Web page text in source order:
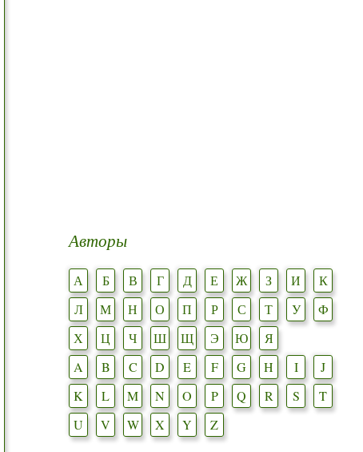
Авторы
А Б В Г Д Е Ж З И
К
Л
М Н О П Р С Т У
Ф
Х
Ц Ч Ш Щ Э Ю
Я
A
B C D E F G H I
J
K
L M N O P Q R S
T
U
V W X Y Z